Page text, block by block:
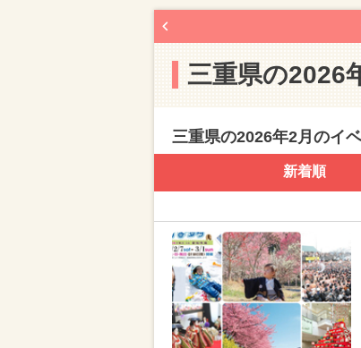
三重県の2026
三重県の2026年2月のイ
新着順